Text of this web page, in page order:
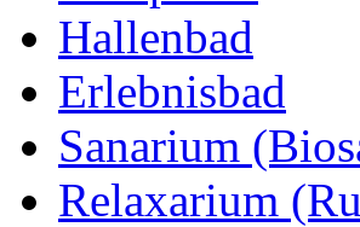
Hallenbad
Erlebnisbad
Sanarium
Relaxarium